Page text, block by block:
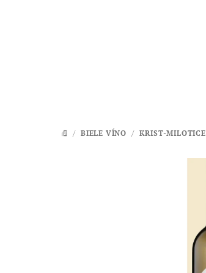
DOMOV
/ BIELE VÍNO / KRIST-MILOTICE